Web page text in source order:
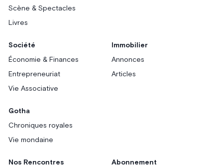
Scène & Spectacles
Livres
Société
Économie & Finances
Entrepreneuriat
Vie Associative
Immobilier
Annonces
Articles
Gotha
Chroniques royales
Vie mondaine
Nos Rencontres Abonnement